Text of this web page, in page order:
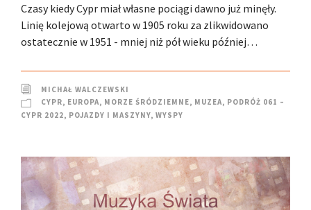
Czasy kiedy Cypr miał własne pociągi dawno już minęły.
Linię kolejową otwarto w 1905 roku za zlikwidowano
ostatecznie w 1951 - mniej niż pół wieku później…
MICHAŁ WALCZEWSKI
CYPR, EUROPA, MORZE ŚRÓDZIEMNE, MUZEA, PODRÓŻ 061 –
CYPR 2022, POJAZDY I MASZYNY, WYSPY